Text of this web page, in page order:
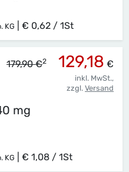
KG € 0,62 / 1St
mg
KG € 1,08 / 1St
179,90 €2 129,18 €
inkl. MwSt.,
zzgl. Versand